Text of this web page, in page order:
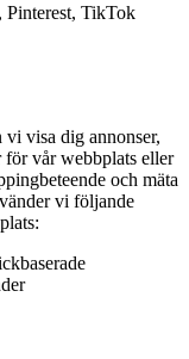
TikTok
vi visa dig annonser,
för vår webbplats eller
och mäta
vi följande